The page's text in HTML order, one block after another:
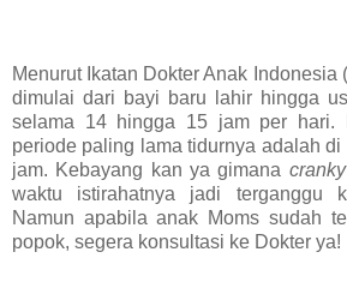
Menurut Ikatan Dokter Anak Indonesia
dimulai dari bayi baru lahir hingga
selama 14 hingga 15 jam per hari.
periode paling lama tidurnya adalah
jam. Kebayang kan ya gimana cranky
waktu istirahatnya jadi terganggu
Namun apabila anak Moms sudah
popok, segera konsultasi ke Dokter ya!